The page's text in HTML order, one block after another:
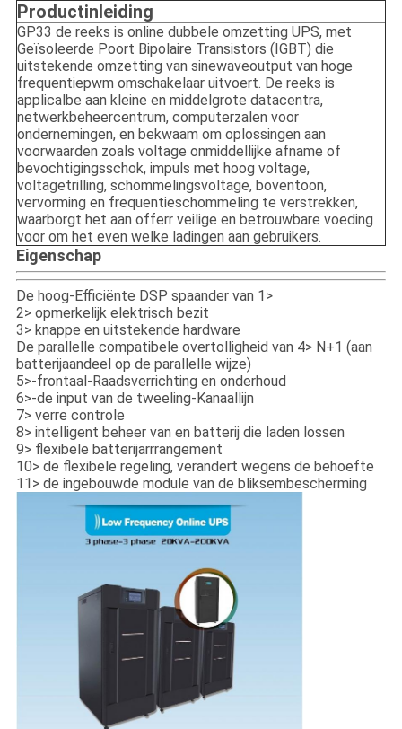
Productinleiding
GP33 de reeks is online dubbele omzetting UPS, met
Geïsoleerde Poort Bipolaire Transistors (IGBT) die
uitstekende omzetting van sinewaveoutput van hoge
frequentiepwm omschakelaar uitvoert. De reeks is
applicalbe aan kleine en middelgrote datacentra,
netwerkbeheercentrum, computerzalen voor
ondernemingen, en bekwaam om oplossingen aan
voorwaarden zoals voltage onmiddellijke afname of
bevochtigingsschok, impuls met hoog voltage,
voltagetrilling, schommelingsvoltage, boventoon,
vervorming en frequentieschommeling te verstrekken,
waarborgt het aan offerr veilige en betrouwbare voeding
voor om het even welke ladingen aan gebruikers.
Eigenschap
De hoog-Efficiënte DSP spaander van 1>
2> opmerkelijk elektrisch bezit
3> knappe en uitstekende hardware
De parallelle compatibele overtolligheid van 4> N+1 (aan
batterijaandeel op de parallelle wijze)
5>-frontaal-Raadsverrichting en onderhoud
6>-de input van de tweeling-Kanaallijn
7> verre controle
8> intelligent beheer van en batterij die laden lossen
9> flexibele batterijarrrangement
10> de flexibele regeling, verandert wegens de behoefte
11> de ingebouwde module van de bliksembescherming